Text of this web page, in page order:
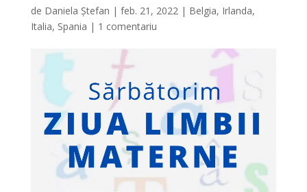
de Daniela Ștefan | feb. 21, 2022| Belgia, Irlanda,
Italia, Spania | 1 comentariu